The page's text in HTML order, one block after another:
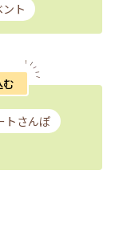
ト
トさんぽ